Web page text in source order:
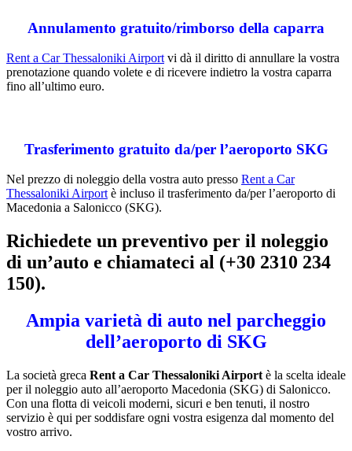
Annulamento gratuito/rimborso della caparra
Rent a Car Thessaloniki Airport vi dà il diritto di annullare la vostra
prenotazione quando volete e di ricevere indietro la vostra caparra
fino all’ultimo euro.
Trasferimento gratuito da/per l’aeroporto SKG
Nel prezzo di noleggio della vostra auto presso Rent a Car
Thessaloniki Airport è incluso il trasferimento da/per l’aeroporto di
Macedonia a Salonicco (SKG).
Richiedete un preventivo per il noleggio
di un’auto e chiamateci al (+30 2310 234
150).
Ampia varietà di auto nel parcheggio
dell’aeroporto di SKG
La società greca Rent a Car Thessaloniki Airport è la scelta ideale
per il noleggio auto all’aeroporto Macedonia (SKG) di Salonicco.
Con una flotta di veicoli moderni, sicuri e ben tenuti, il nostro
servizio è qui per soddisfare ogni vostra esigenza dal momento del
vostro arrivo.